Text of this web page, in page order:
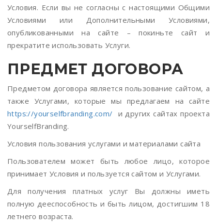
Условия. Если вы не согласны с настоящими Общими
Условиями или Дополнительными Условиями,
опубликованными на сайте – покиньте сайт и
прекратите использовать Услуги.
ПРЕДМЕТ ДОГОВОРА
Предметом договора является пользование сайтом, а
также Услугами, которые мы предлагаем на сайте
https://yourselfbranding.com/ и других сайтах проекта
YourselfBranding.
Условия пользования услугами и материалами сайта
Пользователем может быть любое лицо, которое
принимает Условия и пользуется сайтом и Услугами.
Для получения платных услуг Вы должны иметь
полную дееспособность и быть лицом, достигшим 18
летнего возраста.